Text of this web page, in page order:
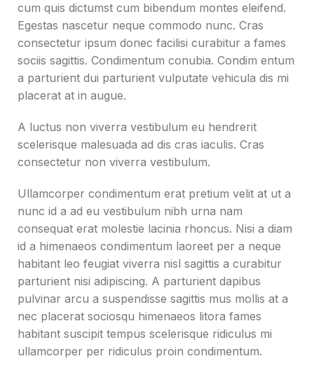
cum quis dictumst cum bibendum montes eleifend.
Egestas nascetur neque commodo nunc. Cras
consectetur ipsum donec facilisi curabitur a fames
sociis sagittis. Condimentum conubia. Condim entum
a parturient dui parturient vulputate vehicula dis mi
placerat at in augue.
A luctus non viverra vestibulum eu hendrerit
scelerisque malesuada ad dis cras iaculis. Cras
consectetur non viverra vestibulum.
Ullamcorper condimentum erat pretium velit at ut a
nunc id a ad eu vestibulum nibh urna nam
consequat erat molestie lacinia rhoncus. Nisi a diam
id a himenaeos condimentum laoreet per a neque
habitant leo feugiat viverra nisl sagittis a curabitur
parturient nisi adipiscing. A parturient dapibus
pulvinar arcu a suspendisse sagittis mus mollis at a
nec placerat sociosqu himenaeos litora fames
habitant suscipit tempus scelerisque ridiculus mi
ullamcorper per ridiculus proin condimentum.